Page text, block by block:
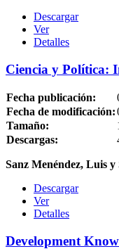
Descargar
Ver
Detalles
Ciencia y Política:
Fecha publicación:
Fecha de modificación:
Tamaño:
Descargas:
Sanz Menéndez, Luis y
Descargar
Ver
Detalles
Development